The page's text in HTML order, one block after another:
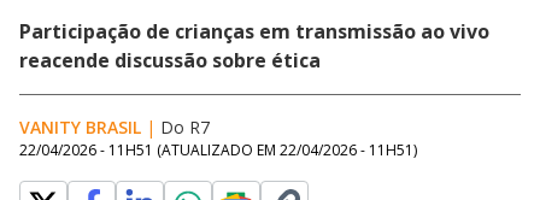
Participação de crianças em transmissão ao vivo
reacende discussão sobre ética
VANITY BRASIL | Do R7
22/04/2026 - 11H51 (ATUALIZADO EM 22/04/2026 - 11H51)